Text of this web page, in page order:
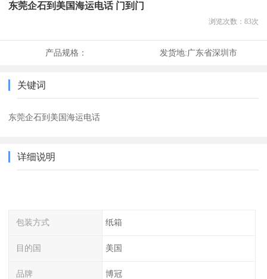
东莞企石到美国海运电话 门到门
浏览次数： 83次
产品规格： 发货地:广东省深圳市
关键词
东莞企石到美国海运电话
详细说明
包装方式 纸箱
目的国 美国
品牌 博冠